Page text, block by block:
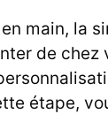
main, la
de chez
étape,